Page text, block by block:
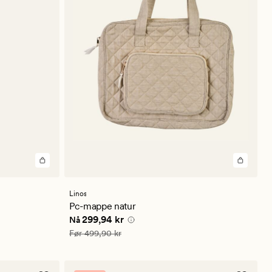
Linos
Pc-mappe natur
Nåværende pris
Nå299,94 kr
Vanlig pris 499,90 kr
Før499,90 kr